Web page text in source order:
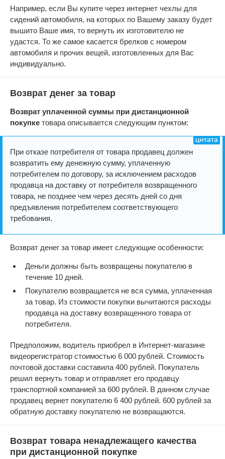
Например, если Вы купите через интернет чехлы для
сидений автомобиля, на которых по Вашему заказу будет
вышито Ваше имя, то вернуть их изготовителю не
удастся. То же самое касается брелков с номером
автомобиля и прочих вещей, изготовленных для Вас
индивидуально.
Возврат денег за товар
Возврат уплаченной суммы при дистанционной
покупке товара описывается следующим пунктом:
При отказе потребителя от товара продавец должен
возвратить ему денежную сумму, уплаченную
потребителем по договору, за исключением расходов
продавца на доставку от потребителя возвращенного
товара, не позднее чем через десять дней со дня
предъявления потребителем соответствующего
требования.
Возврат денег за товар имеет следующие особенности:
Деньги должны быть возвращены покупателю в
течение 10 дней.
Покупателю возвращается не вся сумма, уплаченная
за товар. Из стоимости покупки вычитаются расходы
продавца на доставку возвращенного товара от
потребителя.
Предположим, водитель приобрел в Интернет-магазине
видеорегистратор стоимостью 6 000 рублей. Стоимость
почтовой доставки составила 400 рублей. Покупатель
решил вернуть товар и отправляет его продавцу
транспортной компанией за 600 рублей. В данном случае
продавец вернет покупателю 6 400 рублей. 600 рублей за
обратную доставку покупателю не возвращаются.
Возврат товара ненадлежащего качества
при дистанционной покупке